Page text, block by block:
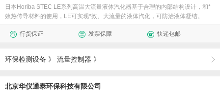
日本Horiba STEC LE系列高温大流量液体汽化器基于合理的内部结构设计，和*
效热传导材料的使用，LE可实现*效、大流量的液体汽化，可防治液体凝结。
行货保证 发票保障 快递包邮
环保检测设备 》 流量控制器 》
北京华仪通泰环保科技有限公司